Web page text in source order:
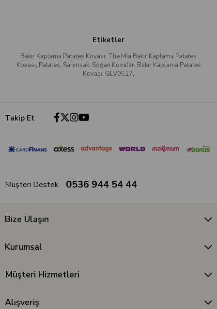
Etiketler
Bakır Kaplama Patates Kovası, The Mia Bakır Kaplama Patates
Kovası, Patates, Sarımsak, Soğan Kovaları Bakır Kaplama Patates
Kovası, GLV0517,
Takip Et
Müşteri Destek 0536 944 54 44
Bize Ulaşın
Kurumsal
Müşteri Hizmetleri
Alışveriş